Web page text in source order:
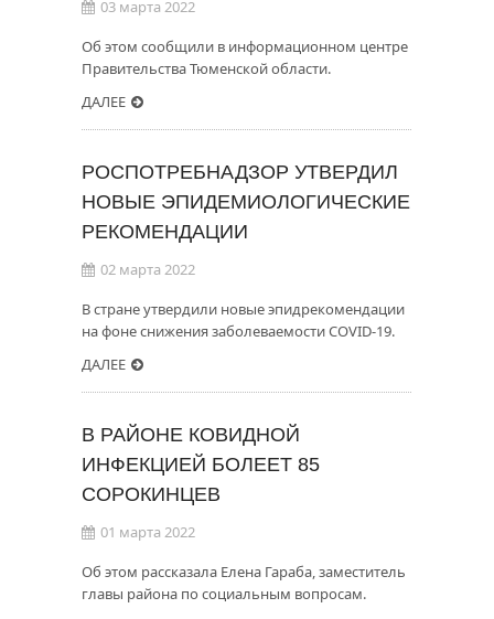
03 марта 2022
Об этом сообщили в информационном центре
Правительства Тюменской области.
ДАЛЕЕ
РОСПОТРЕБНАДЗОР УТВЕРДИЛ
НОВЫЕ ЭПИДЕМИОЛОГИЧЕСКИЕ
РЕКОМЕНДАЦИИ
02 марта 2022
В стране утвердили новые эпидрекомендации
на фоне снижения заболеваемости COVID-19.
ДАЛЕЕ
В РАЙОНЕ КОВИДНОЙ
ИНФЕКЦИЕЙ БОЛЕЕТ 85
СОРОКИНЦЕВ
01 марта 2022
Об этом рассказала Елена Гараба, заместитель
главы района по социальным вопросам.